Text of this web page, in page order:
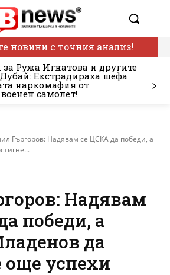
новини с точния анализ!
Ружа Игнатова и другите
Екстрадираха шефа
наркомафия от
самолет!
Гъргоров: Надявам се ЦСКА да победи, а
Надявам
победи, а
да
още успехи